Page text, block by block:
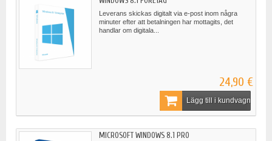
Leverans skickas digitalt via e-post inom några
minuter efter att betalningen har mottagits, det
handlar om digitala...
24,90 €
Lägg till i kundvagn
MICROSOFT WINDOWS 8.1 PRO